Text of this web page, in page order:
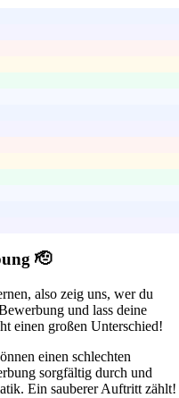
🫡
also zeig uns, wer du
und lass deine
einen großen Unterschied!
einen schlechten
sorgfältig durch und
Ein sauberer Auftritt zählt!